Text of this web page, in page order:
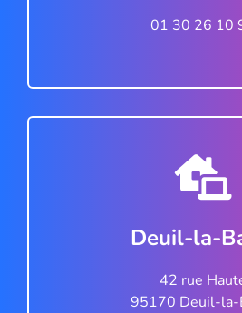
01 30 26 10
Deuil-la-
42 rue
95170 Deuil-la-